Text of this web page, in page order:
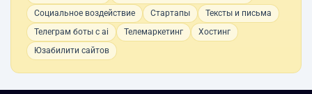
Социальное воздействие
Стартапы
Тексты и письма
Телеграм боты с ai
Телемаркетинг
Хостинг
Юзабилити сайтов